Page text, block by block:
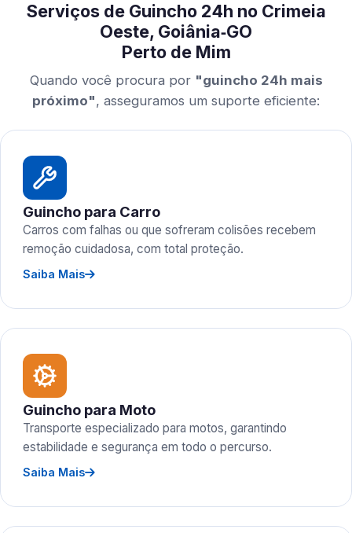
Serviços de Guincho 24h no Crimeia
Oeste, Goiânia‑GO
Perto de Mim
Quando você procura por "guincho 24h mais
próximo", asseguramos um suporte eficiente:
Guincho para Carro
Carros com falhas ou que sofreram colisões recebem
remoção cuidadosa, com total proteção.
Saiba Mais
Guincho para Moto
Transporte especializado para motos, garantindo
estabilidade e segurança em todo o percurso.
Saiba Mais